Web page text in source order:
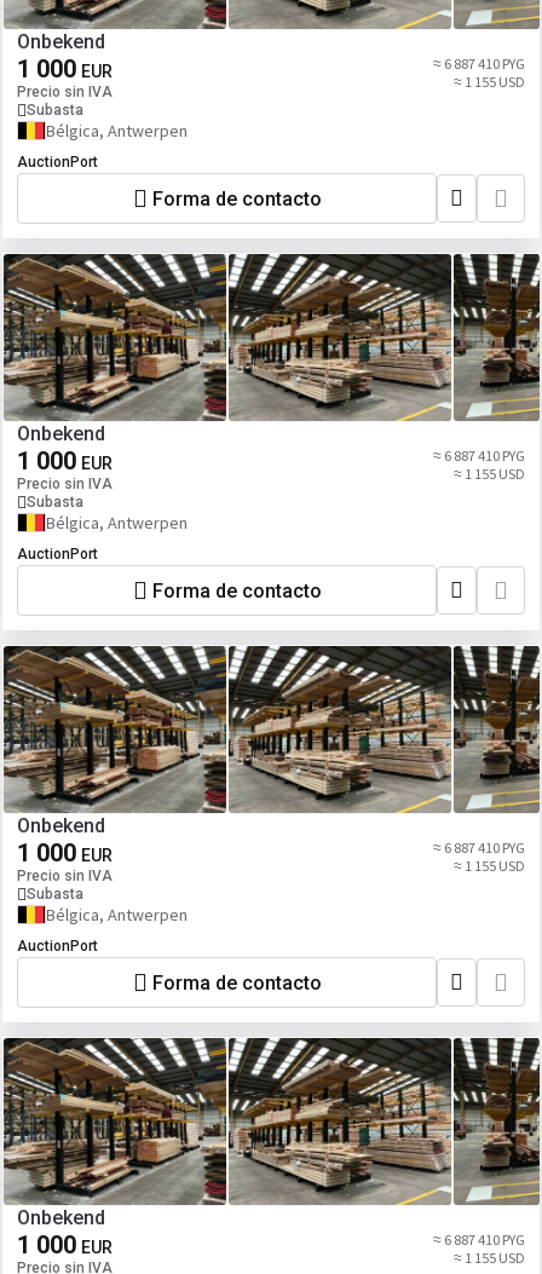
Onbekend
1 000 EUR
Precio sin IVA
Subasta
≈ 6 887 410 PYG
≈ 1 155 USD
Bélgica, Antwerpen
AuctionPort
Forma de contacto
Onbekend
1 000 EUR
Precio sin IVA
Subasta
≈ 6 887 410 PYG
≈ 1 155 USD
Bélgica, Antwerpen
AuctionPort
Forma de contacto
Onbekend
1 000 EUR
Precio sin IVA
Subasta
≈ 6 887 410 PYG
≈ 1 155 USD
Bélgica, Antwerpen
AuctionPort
Forma de contacto
Onbekend
1 000 EUR
Precio sin IVA
≈ 6 887 410 PYG
≈ 1 155 USD